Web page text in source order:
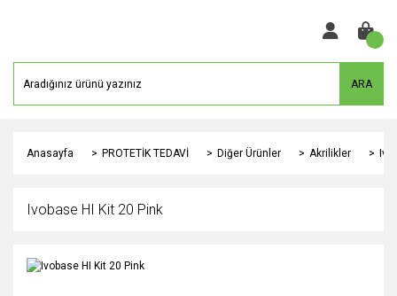
ARA
Anasayfa PROTETİK TEDAVİ Diğer Ürünler Akrilikler
Ivobase HI Kit 20 Pink